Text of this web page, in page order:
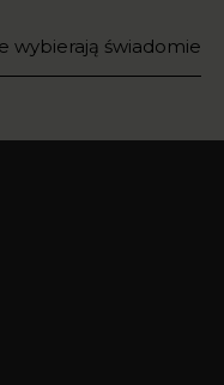
wybierają świadomie